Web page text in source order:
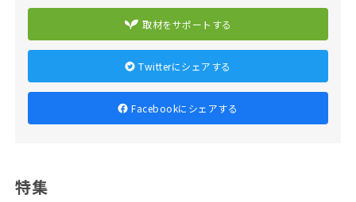
取材をサポートする
Twitterにシェアする
Facebookにシェアする
特集